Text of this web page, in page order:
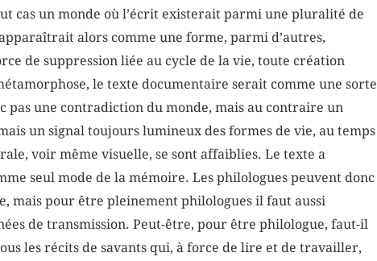
cas un monde où l’écrit existerait parmi une pluralité de
alors comme une forme, parmi d’autres,
de suppression liée au cycle de la vie, toute création
le texte documentaire serait comme une sorte
pas une contradiction du monde, mais au contraire un
un signal toujours lumineux des formes de vie, au temps
voir même visuelle, se sont affaiblies. Le texte a
seul mode de la mémoire. Les philologues peuvent donc
mais pour être pleinement philologues il faut aussi
de transmission. Peut-être, pour être philologue, faut-il
les récits de savants qui, à force de lire et de travailler,